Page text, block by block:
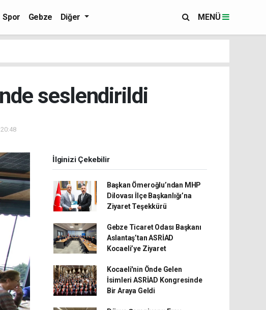
Spor Gebze Diğer MENÜ
seslendirildi
İlginizi Çekebilir
Başkan Ömeroğlu’ndan MHP
Dilovası İlçe Başkanlığı’na
Ziyaret Teşekkürü
Gebze Ticaret Odası Başkanı
Aslantaş’tan ASRİAD
Kocaeli’ye Ziyaret
Kocaeli'nin Önde Gelen
İsimleri ASRİAD Kongresinde
Bir Araya Geldi